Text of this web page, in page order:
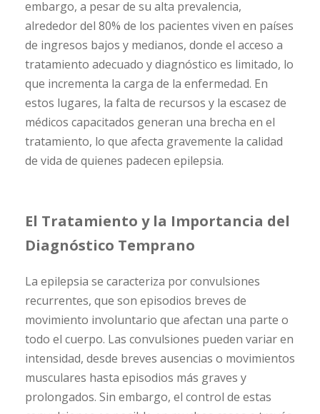
embargo, a pesar de su alta prevalencia,
alrededor del 80% de los pacientes viven en países
de ingresos bajos y medianos, donde el acceso a
tratamiento adecuado y diagnóstico es limitado, lo
que incrementa la carga de la enfermedad. En
estos lugares, la falta de recursos y la escasez de
médicos capacitados generan una brecha en el
tratamiento, lo que afecta gravemente la calidad
de vida de quienes padecen epilepsia.
El Tratamiento y la Importancia del
Diagnóstico Temprano
La epilepsia se caracteriza por convulsiones
recurrentes, que son episodios breves de
movimiento involuntario que afectan una parte o
todo el cuerpo. Las convulsiones pueden variar en
intensidad, desde breves ausencias o movimientos
musculares hasta episodios más graves y
prolongados. Sin embargo, el control de estas